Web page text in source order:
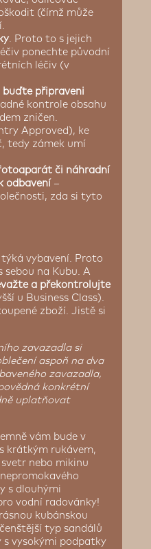
(čímž může
. Proto to s jejich
ponechte původní
léčiv (v
buďte připraveni
kontrole obsahu
zničen.
Approved), ke
tedy zámek umí
či náhradní
odbavení –
zda si tyto
vybavení. Proto
na Kubu. A
a překontrolujte
u Business Class).
zboží. Jistě si
zavazadla si
aspoň na dva
zavazadla,
konkrétní
uplatňovat
vám bude v
krátkým rukávem,
nebo mikinu
s dlouhými
vodní radovánky!
kubánskou
typ sandálů
s vysokými podpatky